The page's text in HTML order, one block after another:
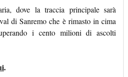
dove la traccia principale sarà
di Sanremo che è rimasto in cima
i cento milioni di ascolti
.